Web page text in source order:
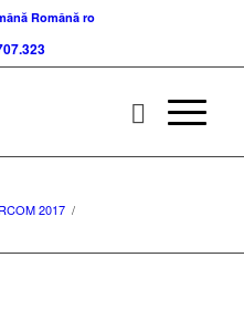
Română ro
2017 /